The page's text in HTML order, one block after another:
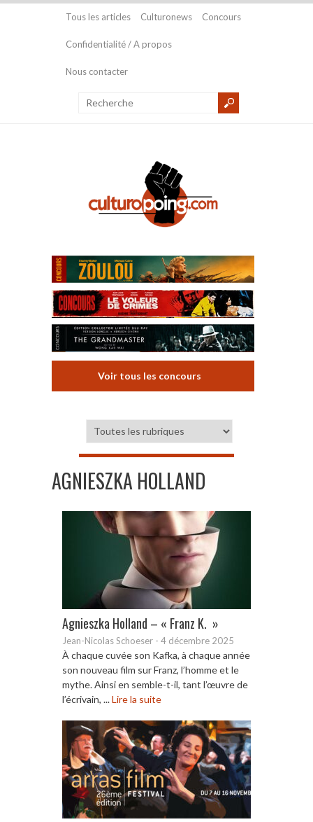
Tous les articles Culturonews Concours
Confidentialité / A propos
Nous contacter
Voir tous les concours
AGNIESZKA HOLLAND
Agnieszka Holland – « Franz K. »
Jean-Nicolas Schoeser - 4 décembre 2025
À chaque cuvée son Kafka, à chaque année
son nouveau film sur Franz, l’homme et le
mythe. Ainsi en semble-t-il, tant l’œuvre de
l’écrivain, ...Lire la suite